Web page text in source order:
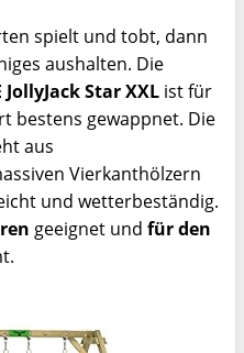
spielt und tobt, dann
aushalten. Die
Star XXL ist für
bestens gewappnet. Die
aus
Vierkanthölzern
und wetterbeständig.
geeignet und für den